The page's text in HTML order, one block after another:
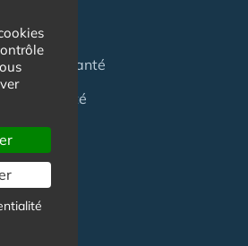
de Santé
de Santé
Santé